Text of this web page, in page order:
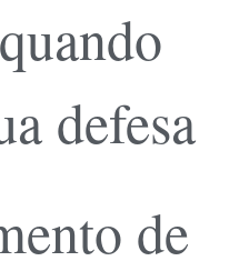
defesa
de